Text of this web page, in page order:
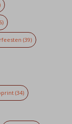
(39)
(34)